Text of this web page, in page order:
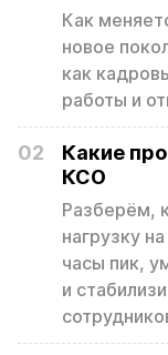
Как
новое
как
работы и
02
Какие
КСО
Разберём,
нагрузку
часы пик,
и